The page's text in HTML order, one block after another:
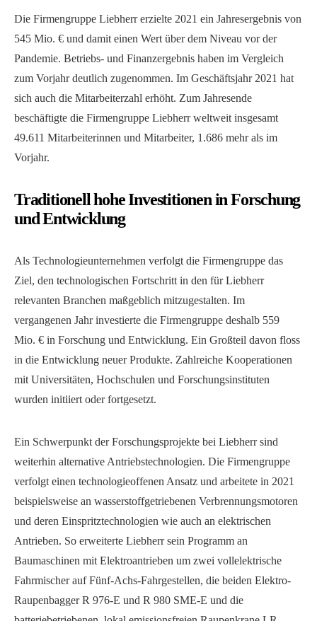
Die Firmengruppe Liebherr erzielte 2021 ein Jahresergebnis von
545 Mio. € und damit einen Wert über dem Niveau vor der
Pandemie. Betriebs- und Finanzergebnis haben im Vergleich
zum Vorjahr deutlich zugenommen. Im Geschäftsjahr 2021 hat
sich auch die Mitarbeiterzahl erhöht. Zum Jahresende
beschäftigte die Firmengruppe Liebherr weltweit insgesamt
49.611 Mitarbeiterinnen und Mitarbeiter, 1.686 mehr als im
Vorjahr.
Traditionell hohe Investitionen in Forschung
und Entwicklung
Als Technologieunternehmen verfolgt die Firmengruppe das
Ziel, den technologischen Fortschritt in den für Liebherr
relevanten Branchen maßgeblich mitzugestalten. Im
vergangenen Jahr investierte die Firmengruppe deshalb 559
Mio. € in Forschung und Entwicklung. Ein Großteil davon floss
in die Entwicklung neuer Produkte. Zahlreiche Kooperationen
mit Universitäten, Hochschulen und Forschungsinstituten
wurden initiiert oder fortgesetzt.
Ein Schwerpunkt der Forschungsprojekte bei Liebherr sind
weiterhin alternative Antriebstechnologien. Die Firmengruppe
verfolgt einen technologieoffenen Ansatz und arbeitete in 2021
beispielsweise an wasserstoffgetriebenen Verbrennungsmotoren
und deren Einspritztechnologien wie auch an elektrischen
Antrieben. So erweiterte Liebherr sein Programm an
Baumaschinen mit Elektroantrieben um zwei vollelektrische
Fahrmischer auf Fünf-Achs-Fahrgestellen, die beiden Elektro-
Raupenbagger R 976-E und R 980 SME-E und die